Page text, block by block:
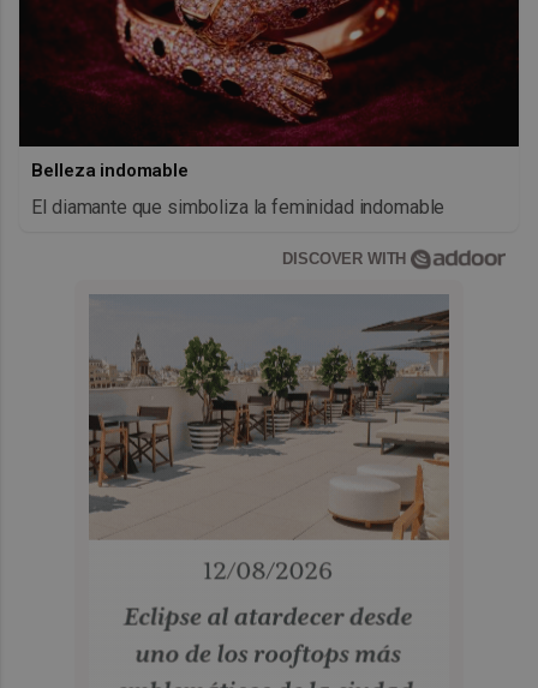
Belleza indomable
El diamante que simboliza la feminidad indomable
DISCOVER WITH